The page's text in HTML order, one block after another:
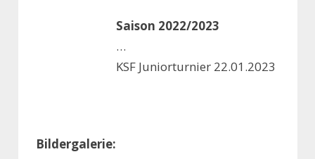
Saison 2022/2023
…
KSF Juniorturnier 22.01.2023
Bildergalerie: